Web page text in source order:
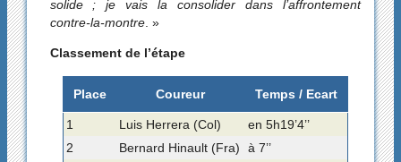
solide ; je vais la consolider dans l’affrontement
contre-la-montre. »
Classement de l’étape
Place Coureur Temps / Ecart
1 Luis Herrera (Col)
en 5h19’4’’
2
Bernard Hinault (Fra)
à 7’’